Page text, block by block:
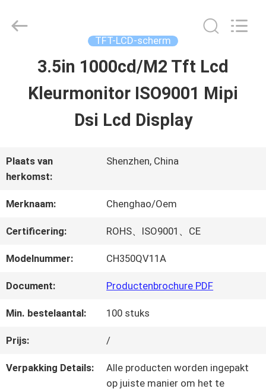
THUIS
PRODUCTEN
OVER
ONS
FABRIEKSTOCHT
NEEM
CONTACT
MET
ChengHao
TFT-LCD-scherm
3.5in 1000cd/M2 Tft Lcd
Kleurmonitor ISO9001 Mipi
Dsi Lcd Display
Plaats van
herkomst:
Shenzhen, China
Merknaam: Chenghao/Oem
Certificering: ROHS、ISO9001、CE
Modelnummer: CH350QV11A
Document: Productenbrochure PDF
Min. bestelaantal: 100 stuks
Prijs: /
Verpakking Details:
Alle producten worden ingepakt
op juiste manier om het te